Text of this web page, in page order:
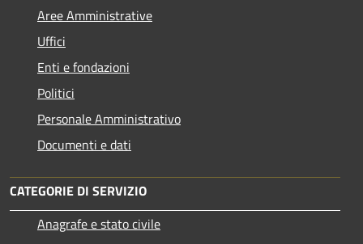
Aree Amministrative
Uffici
Enti e fondazioni
Politici
Personale Amministrativo
Documenti e dati
CATEGORIE DI SERVIZIO
Anagrafe e stato civile